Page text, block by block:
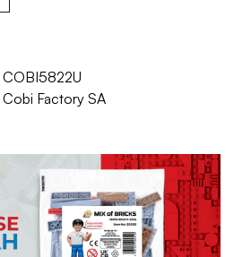
COBI5822U
Cobi Factory SA